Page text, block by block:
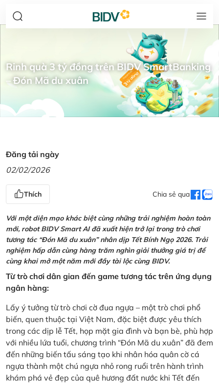
Rinh quà 3 tỷ đồng trên BIDV SmartBanking
– Đón Mã du xuân
Đăng tải ngày
02/02/2026
Thích Chia sẻ qua
Với một diện mạo khác biệt cùng những trải nghiệm hoàn toàn
mới, robot BIDV Smart AI đã xuất hiện trở lại trong trò chơi
tương tác “Đón Mã du xuân” nhân dịp Tết Bính Ngọ 2026. Trải
nghiệm hấp dẫn cùng hàng trăm nghìn giải thưởng giá trị để
cùng khai mở một năm mới đầy tài lộc cùng BIDV.
Từ trò chơi dân gian đến game tương tác trên ứng dụng
ngân hàng:
Lấy ý tưởng từ trò chơi cờ đua ngựa – một trò chơi phổ
biến, quen thuộc tại Việt Nam, đặc biệt được yêu thích
trong các dịp lễ Tết, họp mặt gia đình và bạn bè, phù hợp
với nhiều lứa tuổi, chương trình “Đón Mã du xuân” đã đem
đến những biến tấu sáng tạo khi nhân hóa quân cờ cá
ngựa thành một chú ngựa nhỏ rong ruổi trên hành trình
khám phá vẻ đẹp của quê hương đất nước khi Tết đến